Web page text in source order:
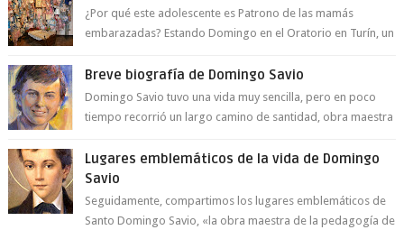
¿Por qué este adolescente es Patrono de las mamás
embarazadas? Estando Domingo en el Oratorio en Turín, un
Breve biografía de Domingo Savio
Domingo Savio tuvo una vida muy sencilla, pero en poco
tiempo recorrió un largo camino de santidad, obra maestra
Lugares emblemáticos de la vida de Domingo
Savio
Seguidamente, compartimos los lugares emblemáticos de
Santo Domingo Savio, «la obra maestra de la pedagogía de